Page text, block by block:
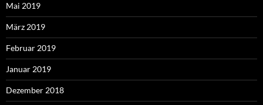
Mai 2019
März 2019
Februar 2019
Januar 2019
Dezember 2018